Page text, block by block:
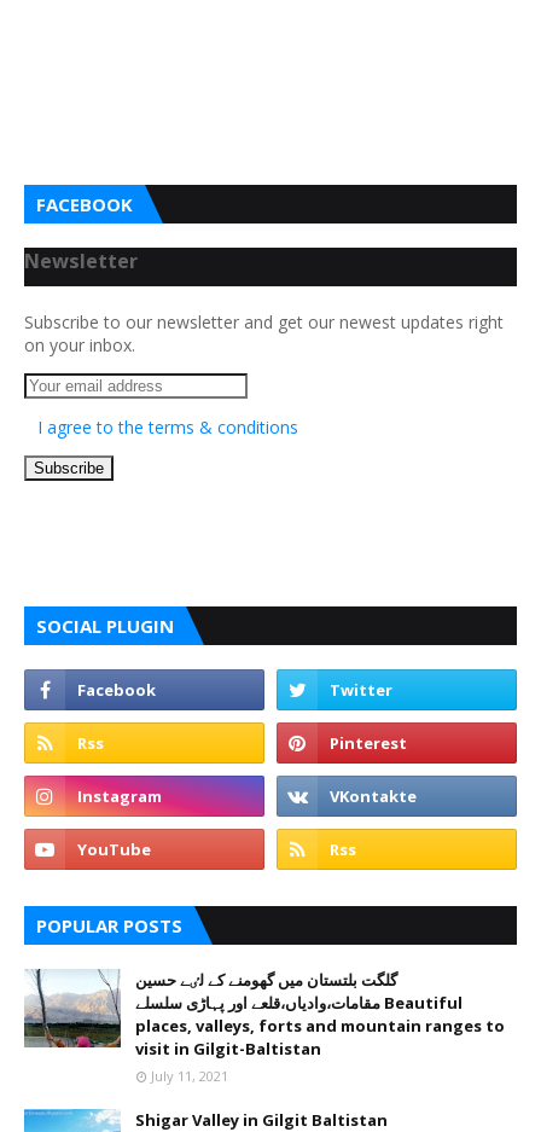
FACEBOOK
Newsletter
Subscribe to our newsletter and get our newest updates right
on your inbox.
I agree to the terms & conditions
SOCIAL PLUGIN
POPULAR POSTS
گلگت بلتستان میں گھومنے کے لٸے حسین
مقامات،وادیاں،قلعے اور پہاڑی سلسلے Beautiful
places, valleys, forts and mountain ranges to
visit in Gilgit-Baltistan
July 11, 2021
Shigar Valley in Gilgit Baltistan